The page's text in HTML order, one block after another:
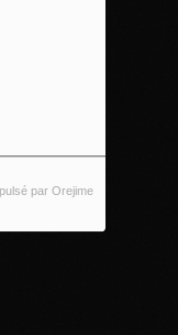
par Orejime